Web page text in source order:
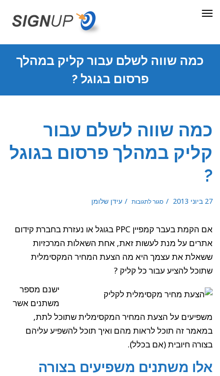
תפריט
כמה שווה לשלם עבור קליק במהלך
פרסום בגוגל ?
כמה שווה לשלם עבור
קליק במהלך פרסום בגוגל
?
27 ביוני 2013 סגור לתגובות כמה
שווה
במהלך
פרסום
?
עידן שלומן
אם הקמת בעבר קמפיין PPC בגוגל או נעזרת בחברת קידום
אתרים על מנת לעשות זאת, אחת השאלות המרכזיות
ששאלת את עצמך היא מה הצעת המחיר המקסימלית
שתוכל להציע עבור כל קליק ?
ישנם מספר
משתנים אשר
משפיעים על הצעת המחיר המקסימלית שתוכל לתת,
במאמר זה תוכל לראות מהם ואיך תוכל להשפיע עליהם
בצורה חיובית (אם בכלל).
אלו משתנים משפיעים בצורה